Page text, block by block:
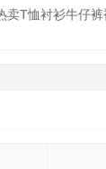
T恤衬衫牛仔